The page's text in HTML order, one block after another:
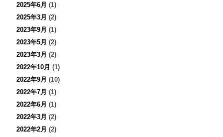
2025年6月 (1)
2025年3月 (2)
2023年9月 (1)
2023年5月 (2)
2023年3月 (2)
2022年10月 (1)
2022年9月 (10)
2022年7月 (1)
2022年6月 (1)
2022年3月 (2)
2022年2月 (2)